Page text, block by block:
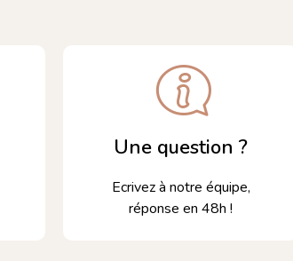
Une question ?
Ecrivez à notre équipe,
réponse en 48h !